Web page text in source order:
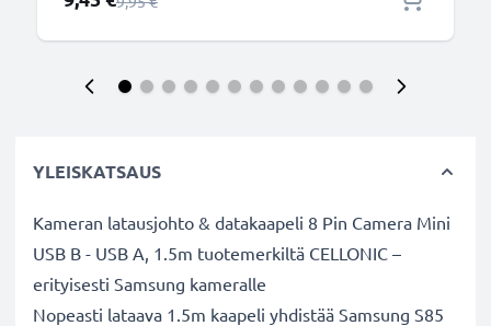
YLEISKATSAUS
Kameran latausjohto & datakaapeli 8 Pin Camera Mini
USB B - USB A, 1.5m tuotemerkiltä CELLONIC –
erityisesti Samsung kameralle
Nopeasti lataava 1.5m kaapeli yhdistää Samsung S85